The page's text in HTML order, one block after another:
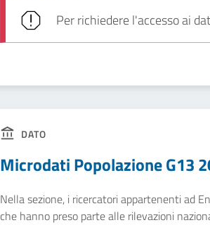
Per richiedere l'accesso ai
DATO
Microdati Popolazione G13
Nella sezione, i ricercatori appartenenti ad
che hanno preso parte alle rilevazioni